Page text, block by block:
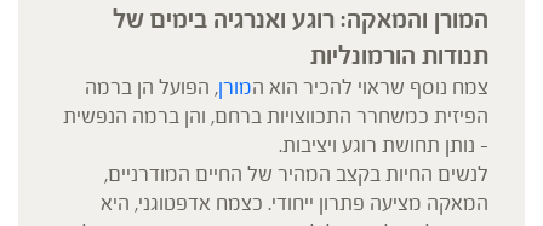
המורן והמאקה: רוגע ואנרגיה בימים של
תנודות הורמונליות
צמח נוסף שראוי להכיר הוא המורן, הפועל הן ברמה
הפיזית כמשחרר התכווצויות ברחם, והן ברמה הנפשית
– נותן תחושת רוגע ויציבות.
לנשים החיות בקצב המהיר של החיים המודרניים,
המאקה מציעה פתרון ייחודי. כצמח אדפטוגני, היא